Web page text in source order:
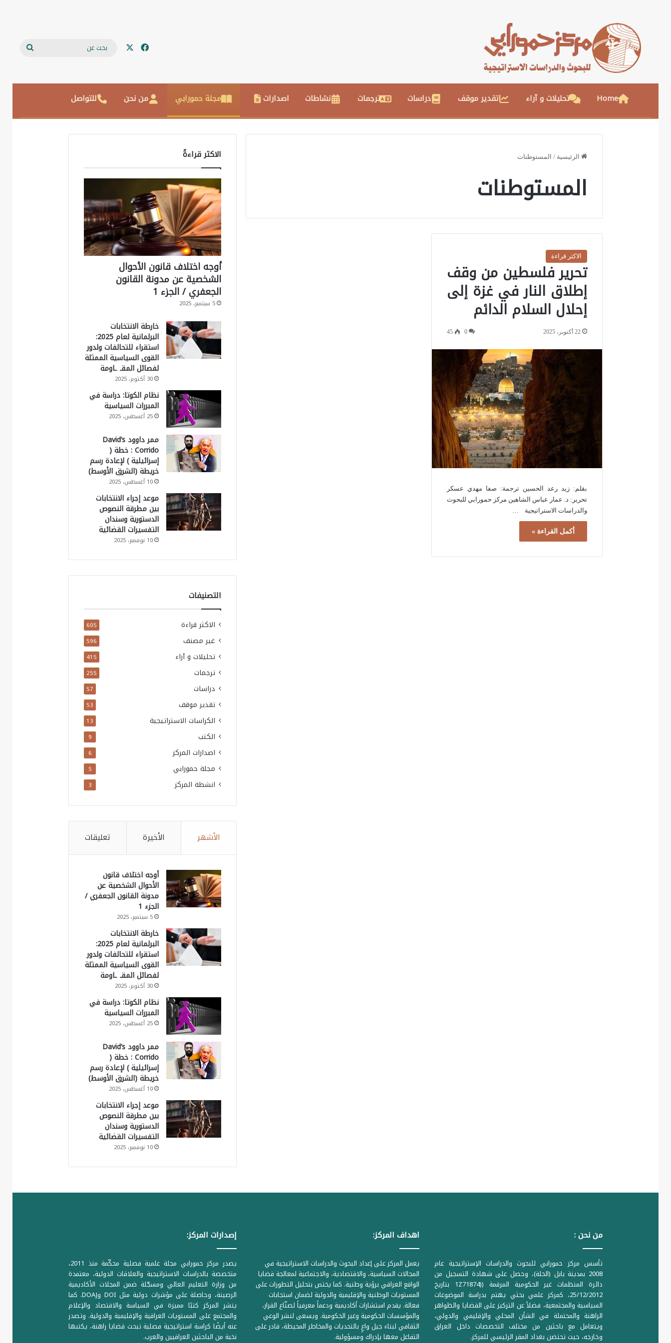
فيسبوك
Home تحليلات و آراء تقدير موقف دراسات ترجمات نشاطات اصدارات مجلة حمورابي من نحن للتواصل
الرئيسية / المستوطنات
المستوطنات
الاكثر قراءة
تحرير فلسطين من وقف
إطلاق النار في غزة إلى
إحلال السلام الدائم
22 أكتوبر، 2025 0
45
بقلم: زيد رعد الحسين ترجمة: صفا مهدي عسكر
تحرير: د. عمار عباس الشاهين مركز حمورابي للبحوث
والدراسات الاستراتيجية …
أكمل القراءة »
الاكثر قراءةً
أوجه اختلاف قانون الأحوال
الشخصية عن مدونة القانون
الجعفري / الجزء 1
5 سبتمبر، 2025
خارطة الانتخابات
البرلمانية لعام 2025:
استقراء للتحالفات ولدور
القوى السياسية الممثلة
لفصائل المقـ ـاومة
30 أكتوبر، 2025
نظام الكوتا: دراسة في
المبررات السياسية
25 أغسطس، 2025
ممر داوود David’s
Corrido : خطة (
إسرائيلية ) لإعادة رسم
خريطة (الشرق الأوسط)
10 أغسطس، 2025
موعد إجراء الانتخابات
بين مطرقة النصوص
الدستورية وسندان
التفسيرات القضائية
10 نوفمبر، 2025
التصنيفات
الاكثر قراءة 605
غير مصنف 596
تحليلات و آراء 415
ترجمات 255
دراسات 57
تقدير موقف 53
الكراسات الاستراتيجية 13
الكتب 9
اصدارات المركز 6
مجلة حمورابي 5
انشطة المركز 3
الأشهر الأخيرة تعليقات
أوجه اختلاف قانون
الأحوال الشخصية عن
مدونة القانون الجعفري /
الجزء 1
5 سبتمبر، 2025
خارطة الانتخابات
البرلمانية لعام 2025:
استقراء للتحالفات ولدور
القوى السياسية الممثلة
لفصائل المقـ ـاومة
30 أكتوبر، 2025
نظام الكوتا: دراسة في
المبررات السياسية
25 أغسطس، 2025
ممر داوود David’s
Corrido : خطة (
إسرائيلية ) لإعادة رسم
خريطة (الشرق الأوسط)
10 أغسطس، 2025
موعد إجراء الانتخابات
بين مطرقة النصوص
الدستورية وسندان
التفسيرات القضائية
10 نوفمبر، 2025
من نحن :
تأسس مركز حمورابي للبحوث والدراسات الإستراتيجية عام
2008 بمدينة بابل (الحلة)، وحصل على شهادة التسجيل من
دائرة المنظمات غير الحكومية المرقمة ((1Z71874 بتاريخ
25/12/2012، كمركز علمي بحثي يهتم بدراسة الموضوعات
السياسية والمجتمعية، فضلاً عن التركيز على القضايا والظواهر
الراهنة والمحتملة في الشأن المحلي والإقليمي والدولي،
ويتعامل مع باحثين من مختلف التخصصات داخل العراق
وخارجه، حيث تحتضن بغداد المقر الرئيسي للمركز.
اهداف المركز:
يعمل المركز على إعداد البحوث والدراسات الاستراتيجية في
المجالات السياسية، والاقتصادية، والاجتماعية لمعالجة قضايا
الواقع العراقي برؤية وطنية. كما يختص بتحليل التطورات على
المستويات الوطنية والإقليمية والدولية لضمان استجابات
فعالة. يقدم استشارات أكاديمية ودعماً معرفياً لصنّاع القرار،
والمؤسسات الحكومية وغير الحكومية. ويسعى لنشر الوعي
الثقافي لبناء جيل واعٍ بالتحديات والمخاطر المحيطة، قادر على
التفاعل معها بإدراك ومسؤولية.
إصدارات المركز:
يصدر مركز حمورابي مجلة علمية فصلية محكّمة منذ 2011،
متخصصة بالدراسات الاستراتيجية والعلاقات الدولية، معتمدة
من وزارة التعليم العالي ومسجّلة ضمن المجلات الأكاديمية
الرصينة، وحاصلة على مؤشرات دولية مثل DOI وDOAJ. كما
ينشر المركز كتبًا مميزة في السياسة والاقتصاد والإعلام
والمجتمع على المستويات العراقية والإقليمية والدولية. وتصدر
عنه أيضًا كراسة استراتيجية فصلية تبحث قضايا راهنة، يكتبها
نخبة من الباحثين العراقيين والعرب.